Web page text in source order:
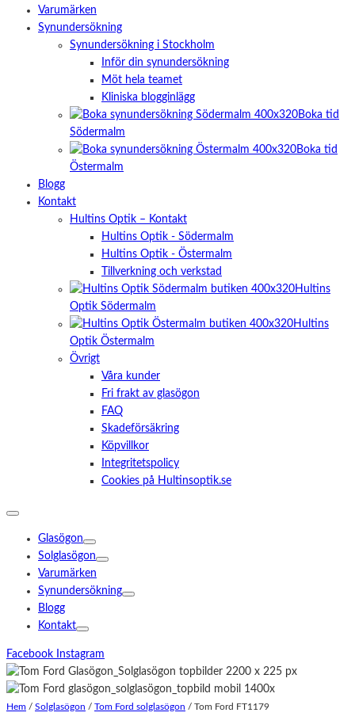
Varumärken
Synundersökning
Synundersökning i Stockholm
Inför din synundersökning
Möt hela teamet
Kliniska blogginlägg
Boka tid
Södermalm
Boka tid
Östermalm
Blogg
Kontakt
Hultins Optik – Kontakt
Hultins Optik - Södermalm
Hultins Optik - Östermalm
Tillverkning och verkstad
Hultins
Optik Södermalm
Hultins
Optik Östermalm
Övrigt
Våra kunder
Fri frakt av glasögon
FAQ
Skadeförsäkring
Köpvillkor
Integritetspolicy
Cookies på Hultinsoptik.se
Glasögon
Solglasögon
Varumärken
Synundersökning
Blogg
Kontakt
Facebook Instagram
Hem / Solglasögon / Tom Ford solglasögon / Tom Ford FT1179